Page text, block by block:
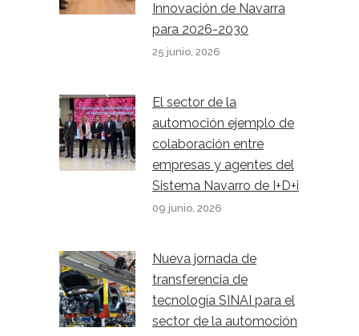
Innovación de Navarra
para 2026-2030
25 junio, 2026
El sector de la
automoción ejemplo de
colaboración entre
empresas y agentes del
Sistema Navarro de I+D+i
09 junio, 2026
Nueva jornada de
transferencia de
tecnología SINAI para el
sector de la automoción